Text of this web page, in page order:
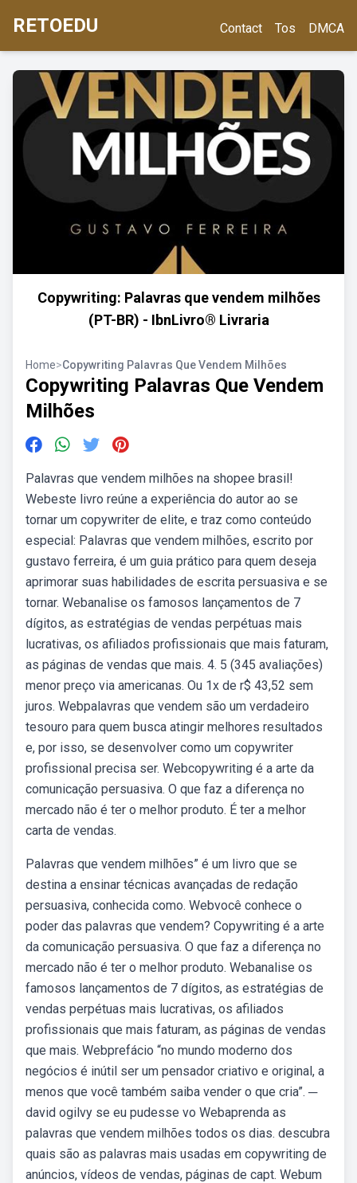
RETOEDU Contact Tos DMCA
Copywriting: Palavras que vendem milhões
(PT-BR) - IbnLivro® Livraria
Home>Copywriting Palavras Que Vendem Milhões
Copywriting Palavras Que Vendem
Milhões
Palavras que vendem milhões na shopee brasil!
Webeste livro reúne a experiência do autor ao se
tornar um copywriter de elite, e traz como conteúdo
especial: Palavras que vendem milhões, escrito por
gustavo ferreira, é um guia prático para quem deseja
aprimorar suas habilidades de escrita persuasiva e se
tornar. Webanalise os famosos lançamentos de 7
dígitos, as estratégias de vendas perpétuas mais
lucrativas, os afiliados profissionais que mais faturam,
as páginas de vendas que mais. 4. 5 (345 avaliações)
menor preço via americanas. Ou 1x de r$ 43,52 sem
juros. Webpalavras que vendem são um verdadeiro
tesouro para quem busca atingir melhores resultados
e, por isso, se desenvolver como um copywriter
profissional precisa ser. Webcopywriting é a arte da
comunicação persuasiva. O que faz a diferença no
mercado não é ter o melhor produto. É ter a melhor
carta de vendas.
Palavras que vendem milhões” é um livro que se
destina a ensinar técnicas avançadas de redação
persuasiva, conhecida como. Webvocê conhece o
poder das palavras que vendem? Copywriting é a arte
da comunicação persuasiva. O que faz a diferença no
mercado não é ter o melhor produto. Webanalise os
famosos lançamentos de 7 dígitos, as estratégias de
vendas perpétuas mais lucrativas, os afiliados
profissionais que mais faturam, as páginas de vendas
que mais. Webprefácio “no mundo moderno dos
negócios é inútil ser um pensador criativo e original, a
menos que você também saiba vender o que cria”. ─
david ogilvy se eu pudesse vo Webaprenda as
palavras que vendem milhões todos os dias. descubra
quais são as palavras mais usadas em copywriting de
anúncios, vídeos de vendas, páginas de capt. Webum